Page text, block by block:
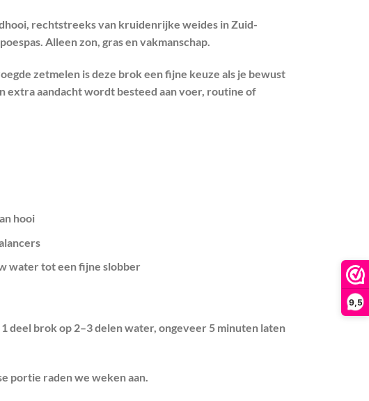
9,5
, rechtstreeks van kruidenrijke weides in Zuid-
Alleen zon, gras en vakmanschap.
zetmelen is deze brok een fijne keuze als je bewust
extra aandacht wordt besteed aan voer, routine of
hooi
water tot een fijne slobber
deel brok op 2–3 delen water, ongeveer 5 minuten laten
portie raden we weken aan.